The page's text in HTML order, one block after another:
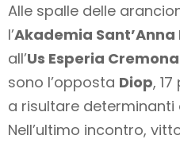
Alle spalle delle
l’Akademia Sant’Anna
all’Us Esperia Cremona
sono l’opposta Diop,
a risultare determinanti
Nell’ultimo incontro,